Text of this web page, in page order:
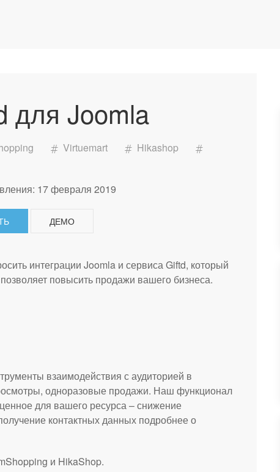
для Joomla
Virtuemart
Hikashop
17 февраля 2019
ДЕМО
интеграции Joomla и сервиса Giftd, который
повысить продажи вашего бизнеса.
взаимодействия с аудиторией в
одноразовые продажи. Наш функционал
для вашего ресурса – снижение
контактных данных подробнее о
и HikaShop.